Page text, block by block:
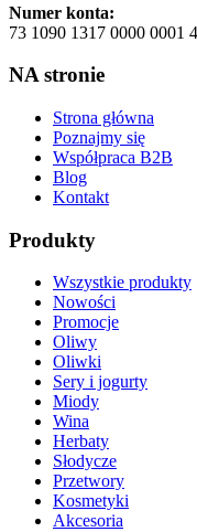
Numer konta:
73 1090 1317 0000 0001
NA stronie
Strona główna
Poznajmy się
Współpraca B2B
Blog
Kontakt
Produkty
Wszystkie produkty
Nowości
Promocje
Oliwy
Oliwki
Sery i jogurty
Miody
Wina
Herbaty
Słodycze
Przetwory
Kosmetyki
Akcesoria